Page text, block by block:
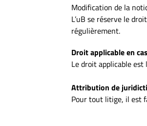
Modification de la
L’uB se réserve le
régulièrement.
Droit applicable en
Le droit applicable
Attribution de
Pour tout litige, il est